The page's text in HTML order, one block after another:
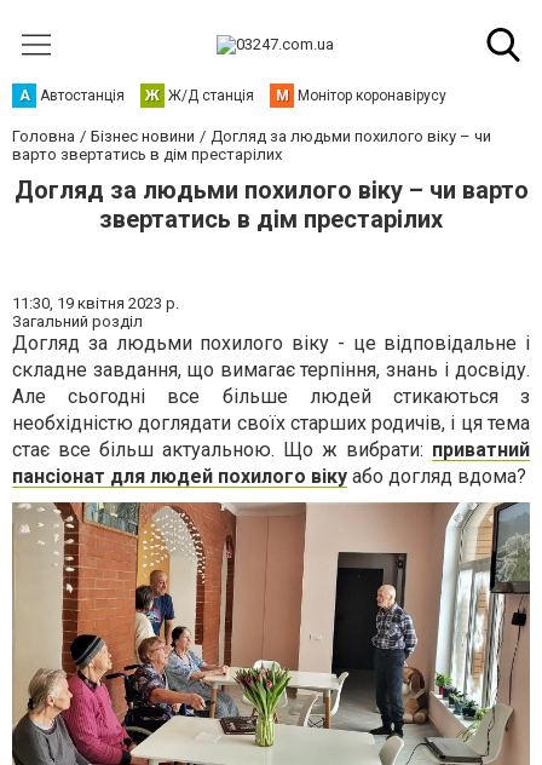
А Автостанція Ж Ж/Д станція М Монітор коронавірусу
Головна Бізнес новини
Догляд за людьми похилого віку – чи
варто звертатись в дім престарілих
Догляд за людьми похилого віку – чи варто
звертатись в дім престарілих
11:30, 19 квітня 2023 р.
Загальний розділ
Догляд за людьми похилого віку - це відповідальне і
складне завдання, що вимагає терпіння, знань і досвіду.
Але сьогодні все більше людей стикаються з
необхідністю доглядати своїх старших родичів, і ця тема
стає все більш актуальною. Що ж вибрати: приватний
пансіонат для людей похилого віку або догляд вдома?